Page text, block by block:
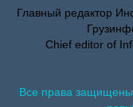
Главный редактор
Chief editor of
Все права